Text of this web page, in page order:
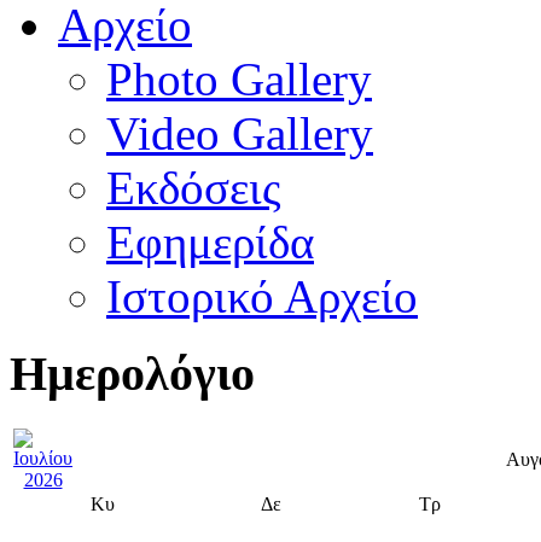
Αρχείο
Photo Gallery
Video Gallery
Εκδόσεις
Εφημερίδα
Ιστορικό Αρχείο
Ημερολόγιο
Κυ Δε Τρ